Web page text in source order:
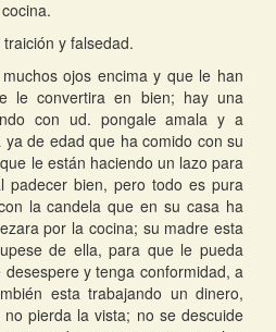
y falsedad.
ojos encima y que le han
le convertira en bien; hay una
con ud. pongale amala y a
de edad que ha comido con su
le están haciendo un lazo para
padecer bien, pero todo es pura
la candela que en su casa ha
por la cocina; su madre esta
de ella, para que le pueda
y tenga conformidad, a
esta trabajando un dinero,
pierda la vista; no se descuide